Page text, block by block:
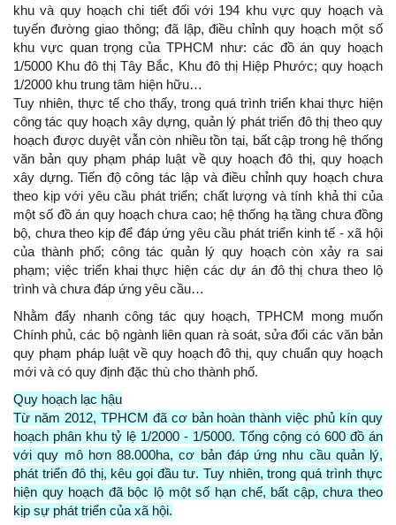
khu và quy hoạch chi tiết đối với 194 khu vực quy hoạch và
tuyến đường giao thông; đã lập, điều chỉnh quy hoạch một số
khu vực quan trọng của TPHCM như: các đồ án quy hoạch
1/5000 Khu đô thị Tây Bắc, Khu đô thị Hiệp Phước; quy hoạch
1/2000 khu trung tâm hiện hữu…
Tuy nhiên, thực tế cho thấy, trong quá trình triển khai thực hiện
công tác quy hoạch xây dựng, quản lý phát triển đô thị theo quy
hoạch được duyệt vẫn còn nhiều tồn tại, bất cập trong hệ thống
văn bản quy phạm pháp luật về quy hoạch đô thị, quy hoạch
xây dựng. Tiến độ công tác lập và điều chỉnh quy hoạch chưa
theo kịp với yêu cầu phát triển; chất lượng và tính khả thi của
một số đồ án quy hoạch chưa cao; hệ thống hạ tầng chưa đồng
bộ, chưa theo kịp để đáp ứng yêu cầu phát triển kinh tế - xã hội
của thành phố; công tác quản lý quy hoạch còn xảy ra sai
phạm; việc triển khai thực hiện các dự án đô thị chưa theo lộ
trình và chưa đáp ứng yêu cầu…
Nhằm đẩy nhanh công tác quy hoạch, TPHCM mong muốn
Chính phủ, các bộ ngành liên quan rà soát, sửa đổi các văn bản
quy phạm pháp luật về quy hoạch đô thị, quy chuẩn quy hoạch
mới và có quy định đặc thù cho thành phố.
Quy hoạch lạc hậu
Từ năm 2012, TPHCM đã cơ bản hoàn thành việc phủ kín quy
hoạch phân khu tỷ lệ 1/2000 - 1/5000. Tổng cộng có 600 đồ án
với quy mô hơn 88.000ha, cơ bản đáp ứng nhu cầu quản lý,
phát triển đô thị, kêu gọi đầu tư. Tuy nhiên, trong quá trình thực
hiện quy hoạch đã bộc lộ một số hạn chế, bất cập, chưa theo
kịp sự phát triển của xã hội.